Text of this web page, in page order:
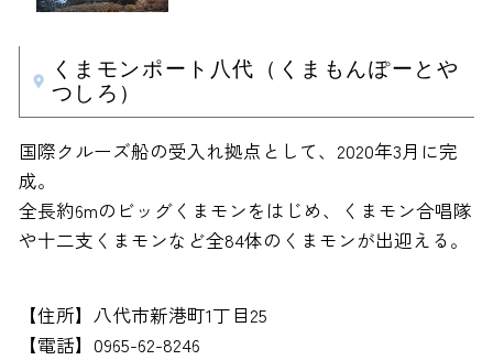
くまモンポート八代（くまもんぽーとや
つしろ）
国際クルーズ船の受入れ拠点として、2020年3月に完
成。
全長約6mのビッグくまモンをはじめ、くまモン合唱隊
や十二支くまモンなど全84体のくまモンが出迎える。
【住所】八代市新港町1丁目25
【電話】0965-62-8246